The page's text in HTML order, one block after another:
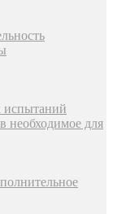
испытаний
необходимое для